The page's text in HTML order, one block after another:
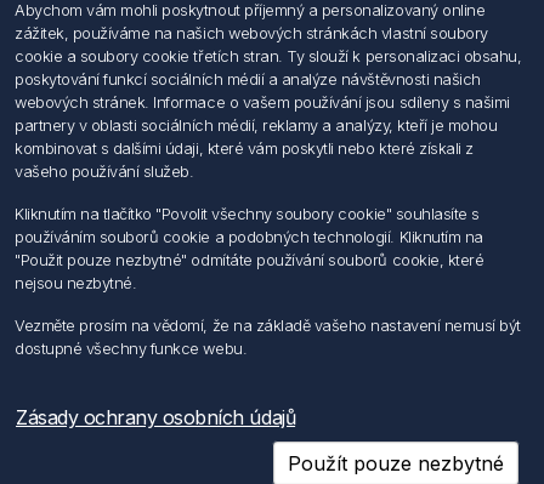
Hledat
Dodržování předpisů
Zásady zpracování osobních údajů fyzických osob
Podmínky zasílání elektronických dokumentu
Všeobecné dodací a obchodní podmínky
Informace o nakládaní s elektroodpadem
Můj účet
Můj účet
Objednávky
Adresy
Abychom vám mohli poskytnout příjemný a personalizovaný online
zážitek, používáme na našich webových stránkách vlastní soubory
cookie a soubory cookie třetích stran. Ty slouží k personalizaci obsahu,
poskytování funkcí sociálních médií a analýze návštěvnosti našich
webových stránek. Informace o vašem používání jsou sdíleny s našimi
partnery v oblasti sociálních médií, reklamy a analýzy, kteří je mohou
kombinovat s dalšími údaji, které vám poskytli nebo které získali z
vašeho používání služeb.
Kliknutím na tlačítko "Povolit všechny soubory cookie" souhlasíte s
používáním souborů cookie a podobných technologií. Kliknutím na
"Použit pouze nezbytné" odmítáte používání souborů cookie, které
nejsou nezbytné.
Vezměte prosím na vědomí, že na základě vašeho nastavení nemusí být
dostupné všechny funkce webu.
Zásady ochrany osobních údajů
Použít pouze nezbytné